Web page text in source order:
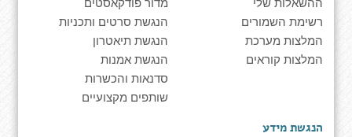
רשימת השמורים
המלצות מערכת
המלצות קוראים
הנגשת סרטים ותכניות
הנגשת תיאטרון
הנגשת אמנות
סדנאות והכשרות
שותפים מקצועיים
הנגשת מידע